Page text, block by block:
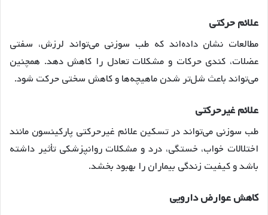
علائم حرکتی
مطالعات نشان داده‌اند که طب سوزنی می‌تواند لرزش، سفتی
عضلات، کندی حرکات و مشکلات تعادل را کاهش دهد. همچنین
می‌تواند باعث شل‌تر شدن ماهیچه‌ها و کاهش سختی حرکت شود.
علائم غیرحرکتی
طب سوزنی می‌تواند در تسکین علائم غیرحرکتی پارکینسون مانند
اختلالات خواب، خستگی، درد و مشکلات روانپزشکی تأثیر داشته
باشد و کیفیت زندگی بیماران را بهبود بخشد.
کاهش عوارض دارویی